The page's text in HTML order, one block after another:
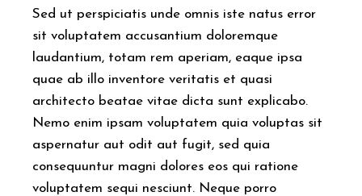
Sed ut perspiciatis unde omnis iste natus error
sit voluptatem accusantium doloremque
laudantium, totam rem aperiam, eaque ipsa
quae ab illo inventore veritatis et quasi
architecto beatae vitae dicta sunt explicabo.
Nemo enim ipsam voluptatem quia voluptas sit
aspernatur aut odit aut fugit, sed quia
consequuntur magni dolores eos qui ratione
voluptatem sequi nesciunt. Neque porro